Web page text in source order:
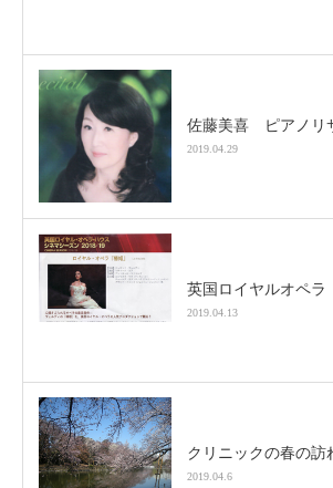
佐藤美喜 ピアノリ
2019.04.29
英国ロイヤルオペ
2019.04.13
クリニックの春の訪
2019.04.6